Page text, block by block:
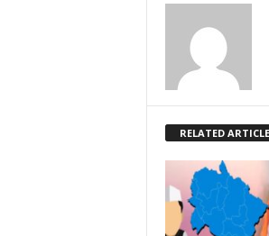
RELATED